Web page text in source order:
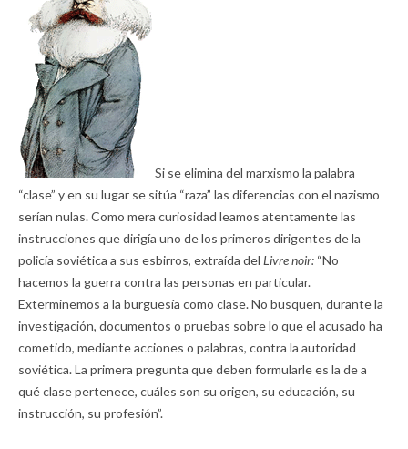
Si se elimina del marxismo la palabra
“clase” y en su lugar se sitúa “raza” las diferencias con el nazismo
serían nulas. Como mera curiosidad leamos atentamente las
instrucciones que dirigía uno de los primeros dirigentes de la
policía soviética a sus esbirros, extraída del Livre noir: “No
hacemos la guerra contra las personas en particular.
Exterminemos a la burguesía como clase. No busquen, durante la
investigación, documentos o pruebas sobre lo que el acusado ha
cometido, mediante acciones o palabras, contra la autoridad
soviética. La primera pregunta que deben formularle es la de a
qué clase pertenece, cuáles son su origen, su educación, su
instrucción, su profesión”.